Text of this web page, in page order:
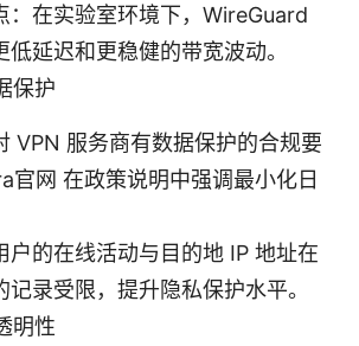
：在实验室环境下，WireGuard
低延迟和更稳健的带宽波动。
保护
VPN 服务商有数据保护的合规要
官网 在政策说明中强调最小化日
户的在线活动与目的地 IP 地址在
记录受限，提升隐私保护水平。
明性